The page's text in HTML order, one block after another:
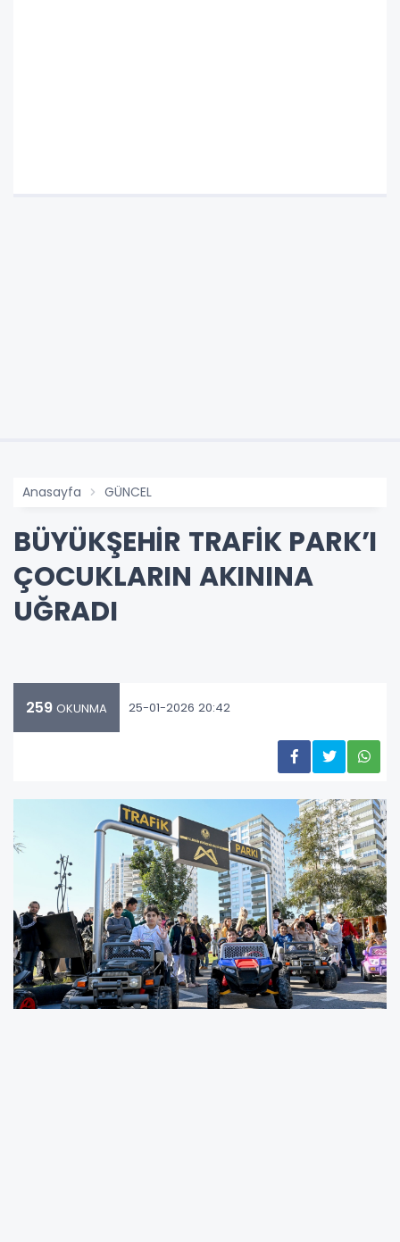
Anasayfa GÜNCEL
BÜYÜKŞEHİR TRAFİK PARK’I
ÇOCUKLARIN AKININA
UĞRADI
259 OKUNMA 25-01-2026 20:42